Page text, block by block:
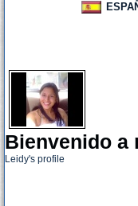
Bienvenido a
Leidy's profile